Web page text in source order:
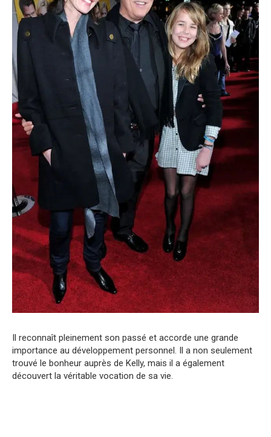
Il reconnaît pleinement son passé et accorde une grande
importance au développement personnel. Il a non seulement
trouvé le bonheur auprès de Kelly, mais il a également
découvert la véritable vocation de sa vie.